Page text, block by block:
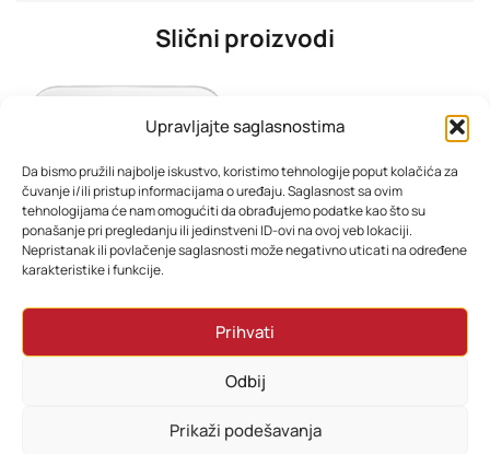
Upravljajte saglasnostima
Da bismo pružili najbolje iskustvo, koristimo tehnologije poput kolačića za
čuvanje i/ili pristup informacijama o uređaju. Saglasnost sa ovim
tehnologijama će nam omogućiti da obrađujemo podatke kao što su
ponašanje pri pregledanju ili jedinstveni ID-ovi na ovoj veb lokaciji.
Nepristanak ili povlačenje saglasnosti može negativno uticati na određene
karakteristike i funkcije.
Prihvati
Odbij
Prikaži podešavanja
Slični proizvodi